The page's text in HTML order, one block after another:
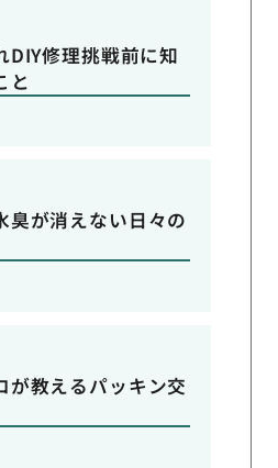
DIY修理挑戦前に知
と
臭が消えない日々の
が教えるパッキン交